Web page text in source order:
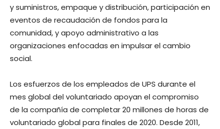
y suministros, empaque y distribución, participación en
eventos de recaudación de fondos para la
comunidad, y apoyo administrativo a las
organizaciones enfocadas en impulsar el cambio
social.
Los esfuerzos de los empleados de UPS durante el
mes global del voluntariado apoyan el compromiso
de la compañía de completar 20 millones de horas de
voluntariado global para finales de 2020. Desde 2011,